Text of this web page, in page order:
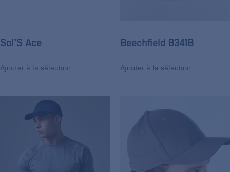
Sol’S Ace
Ajouter à la sélection
Beechfield B341B
Ajouter à la sélection